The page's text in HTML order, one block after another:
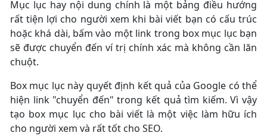
Mục lục hay nội dung chính là một bảng điều hướng
rất tiện lợi cho người xem khi bài viết bạn có cấu trúc
hoặc khá dài, bấm vào một link trong box mục lục bạn
sẽ được chuyển đến ví trị chính xác mà không cần lăn
chuột.
Box mục lục này quyết định kết quả của Google có thể
hiện link "chuyển đến" trong kết quả tìm kiếm. Vì vậy
tạo box mục lục cho bài viết là một việc làm hữu ích
cho người xem và rất tốt cho SEO.